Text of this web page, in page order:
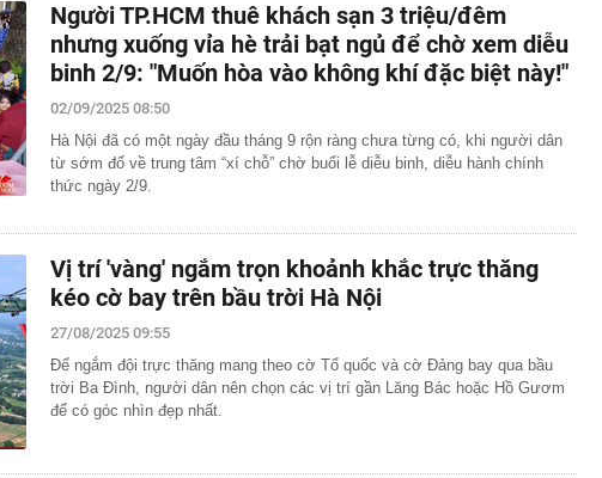
Người TP.HCM thuê khách sạn 3 triệu/đêm
nhưng xuống vỉa hè trải bạt ngủ để chờ xem diễu
binh 2/9: "Muốn hòa vào không khí đặc biệt này!"
02/09/2025 08:50
Hà Nội đã có một ngày đầu tháng 9 rộn ràng chưa từng có, khi người dân
từ sớm đổ về trung tâm “xí chỗ” chờ buổi lễ diễu binh, diễu hành chính
thức ngày 2/9.
Vị trí 'vàng' ngắm trọn khoảnh khắc trực thăng
kéo cờ bay trên bầu trời Hà Nội
27/08/2025 09:55
Để ngắm đội trực thăng mang theo cờ Tổ quốc và cờ Đảng bay qua bầu
trời Ba Đình, người dân nên chọn các vị trí gần Lăng Bác hoặc Hồ Gươm
để có góc nhìn đẹp nhất.